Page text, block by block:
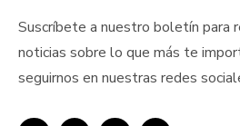
Suscríbete a nuestro boletín para
noticias sobre lo que más te
seguirnos en nuestras redes